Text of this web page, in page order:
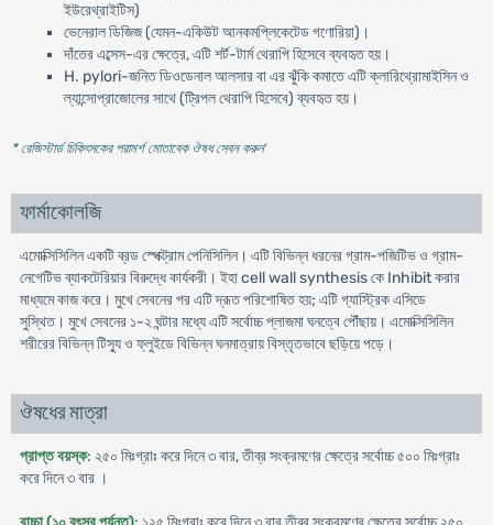
ইউরেথ্রাইটিস)
ভেনেরাল ডিজিজ (যেমন-একিউট আনকমপ্লিকেটেড গণোরিয়া)।
দাঁতের এব্সেস-এর ক্ষেত্রে, এটি শর্ট-টার্ম থেরাপি হিসেবে ব্যবহৃত হয়।
H. pylori-জনিত ডিওডেনাল আলসার বা এর ঝুঁকি কমাতে এটি ক্লারিথ্রোমাইসিন ও
ল্যান্সোপ্রাজোলের সাথে (ট্রিপল থেরাপি হিসেবে) ব্যবহৃত হয়।
* রেজিস্টার্ড চিকিৎসকের পরামর্শ মোতাবেক ঔষধ সেবন করুন'
ফার্মাকোলজি
এমোক্সিসিলিন একটি ব্রড স্পেক্ট্রাম পেনিসিলিন। এটি বিভিন্ন ধরনের গ্রাম-পজিটিভ ও গ্রাম-
নেগেটিভ ব্যাকটেরিয়ার বিরুদ্ধে কার্যকরী। ইহা cell wall synthesis কে Inhibit করার
মাধ্যমে কাজ করে। মুখে সেবনের পর এটি দ্রূত পরিশোষিত হয়; এটি গ্যাস্ট্রিক এসিডে
সুস্থিত। মুখে সেবনের ১-২ ঘন্টার মধ্যে এটি সর্বোচ্চ প্লাজমা ঘনত্বে পৌঁছায়। এমোক্সিসিলিন
শরীরের বিভিন্ন টিস্যু ও ফ্লুইডে বিভিন্ন ঘনমাত্রায় বিস্তৃতভাবে ছড়িয়ে পড়ে।
ঔষধের মাত্রা
প্রাপ্ত বয়স্ক: ২৫০ মিঃগ্রাঃ করে দিনে ৩ বার, তীব্র সংক্রমণের ক্ষেত্রে সর্বোচ্চ ৫০০ মিঃগ্রাঃ
করে দিনে ৩ বার ।